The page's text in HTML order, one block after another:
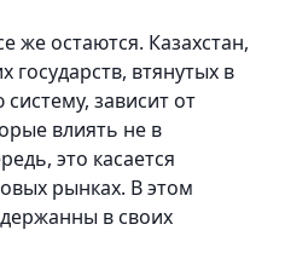
же остаются. Казахстан,
государств, втянутых в
зависит от
влиять не в
это касается
рынках. В этом
в своих